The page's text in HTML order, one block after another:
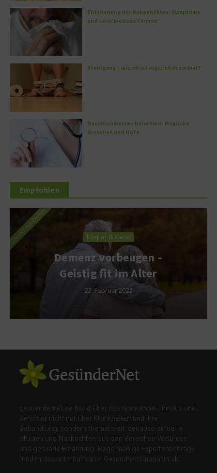
Entzündung der Nebenhöhlen: Symptome
und verschiedene Formen
Stuhlgang – wie oft ist eigentlich normal?
Bauchschmerzen beim Kind: Mögliche
Ursachen und Hilfe
Empfohlen
Körper & Geist
Demenz vorbeugen –
Geistig fit im Alter
22. Februar 2022
gesuendernet.de blickt über das Krankenbett hinaus und
berichtet nicht nur über Krankheiten und ihre
Behandlung, sondern thematisiert genauso aktuelle
Studien und Nachrichten aus den Bereichen Wellness
und gesunde Ernährung. Regelmäßige Expertenbeiträge
runden das unterhaltsame Gesundheitsmagazin ab.